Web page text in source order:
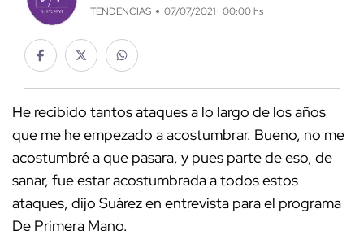
TENDENCIAS 07/07/2021 · 00:00 hs
He recibido tantos ataques a lo largo de los años
que me he empezado a acostumbrar. Bueno, no me
acostumbré a que pasara, y pues parte de eso, de
sanar, fue estar acostumbrada a todos estos
ataques, dijo Suárez en entrevista para el programa
De Primera Mano.